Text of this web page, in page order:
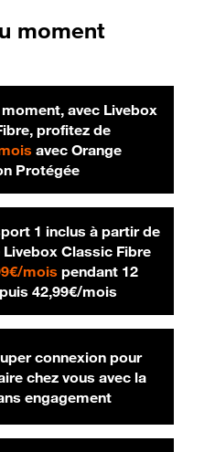
moment
moment, avec Livebox
profitez de
20 € par mois
avec Orange
Protégée
1 inclus à partir de
Livebox Classic Fibre
mois29,99 € par mois
pendant 12
42,99€/mois42,99 € par
connexion pour
chez vous avec la
engagement